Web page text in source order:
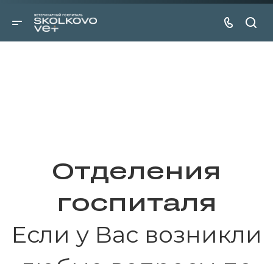
Отделения
госпиталя
Если у Вас возникли